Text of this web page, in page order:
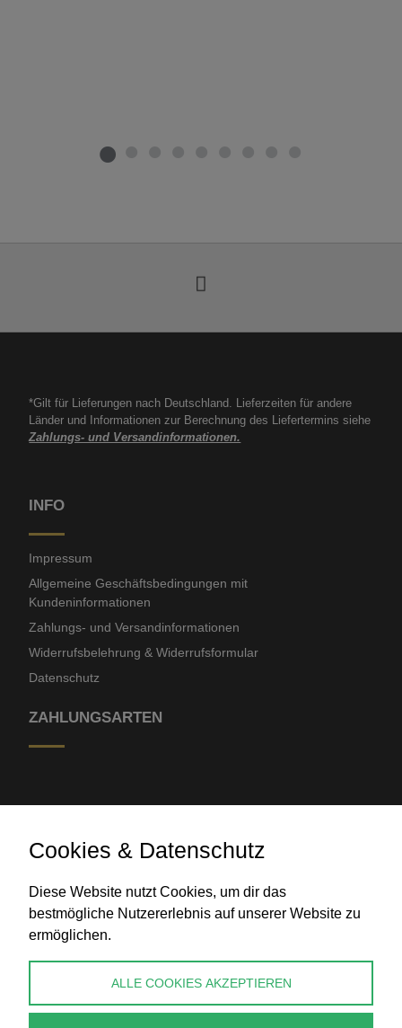
*Gilt für Lieferungen nach Deutschland. Lieferzeiten für andere
Länder und Informationen zur Berechnung des Liefertermins siehe
Zahlungs- und Versandinformationen.
INFO
Impressum
Allgemeine Geschäftsbedingungen mit
Kundeninformationen
Zahlungs- und Versandinformationen
Widerrufsbelehrung & Widerrufsformular
Datenschutz
ZAHLUNGSARTEN
Banküberweisung
info@perlenpresse.de
Cookies & Datenschutz
Diese Website nutzt Cookies, um dir das
bestmögliche Nutzererlebnis auf unserer Website zu
ermöglichen.
ALLE COOKIES AKZEPTIEREN